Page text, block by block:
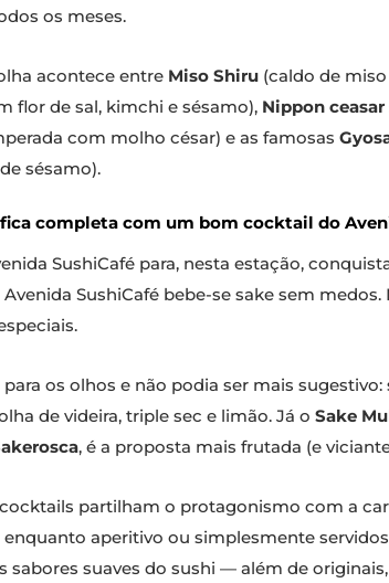
os meses.
acontece entre Miso Shiru (caldo de
flor de sal, kimchi e sésamo), Nippon ceasar
com molho césar) e as famosas
sésamo).
completa com um bom cocktail do
SushiCafé para, nesta estação,
SushiCafé bebe-se sake sem
os olhos e não podia ser mais
de videira, triple sec e limão. Já o Sake
, é a proposta mais frutada (e
cocktails partilham o protagonismo com a
enquanto aperitivo ou simplesmente
suaves do sushi — além de